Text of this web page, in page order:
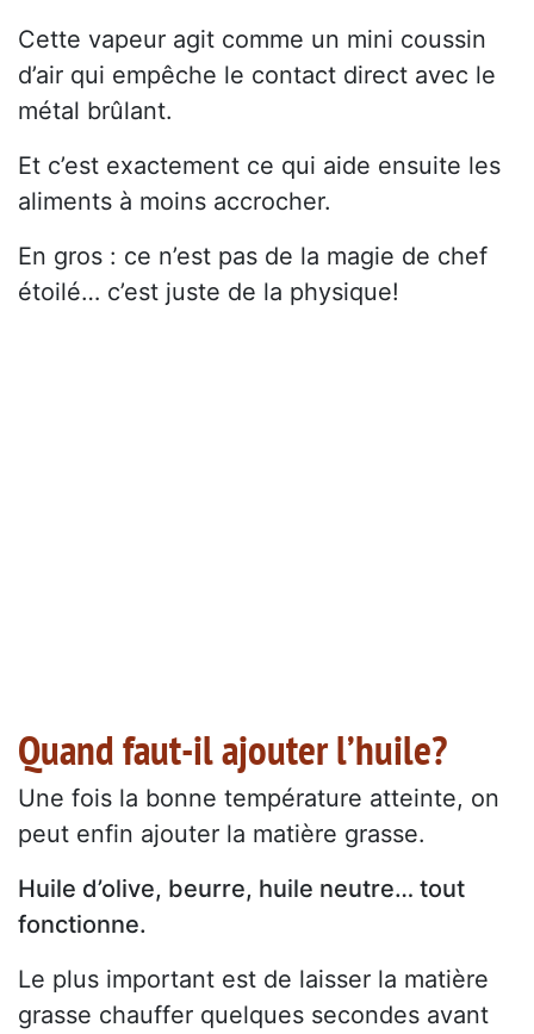
Cette vapeur agit comme un mini coussin
d’air qui empêche le contact direct avec le
métal brûlant.
Et c’est exactement ce qui aide ensuite les
aliments à moins accrocher.
En gros : ce n’est pas de la magie de chef
étoilé… c’est juste de la physique!
Quand faut-il ajouter l’huile?
Une fois la bonne température atteinte, on
peut enfin ajouter la matière grasse.
Huile d’olive, beurre, huile neutre… tout
fonctionne.
Le plus important est de laisser la matière
grasse chauffer quelques secondes avant